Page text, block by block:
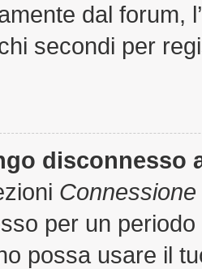
dal forum,
secondi per
disconnesso
per un
possa usare il